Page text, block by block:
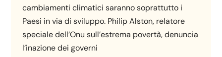
cambiamenti climatici saranno soprattutto i
Paesi in via di sviluppo. Philip Alston, relatore
speciale dell’Onu sull’estrema povertà, denuncia
l’inazione dei governi